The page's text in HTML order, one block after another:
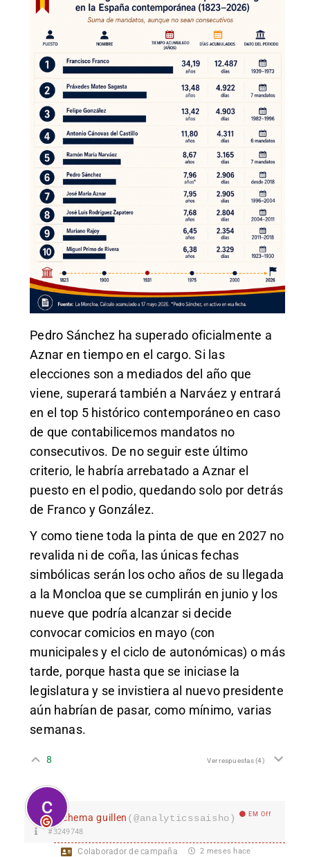
Pedro Sánchez ha superado oficialmente a
Aznar en tiempo en el cargo. Si las
elecciones son a mediados del año que
viene, superará también a Narváez y entrará
en el top 5 histórico contemporáneo en caso
de que contabilicemos mandatos no
consecutivos. De no seguir este último
criterio, le habría arrebatado a Aznar el
puesto en el podio, quedando solo por detrás
de Franco y González.
Y como tiene toda la pinta de que en 2027 no
revalida ni de coña, las únicas fechas
simbólicas serán los ocho años de su llegada
a la Moncloa que se cumplirán en junio y los
nueve que podría alcanzar si decide
convocar comicios en mayo (con
municipales y el ciclo de autonómicas) o más
tarde, porque hasta que se iniciase la
legislatura y se invistiera al nuevo presidente
aún habrían de pasar, como mínimo, varias
semanas.
8 Ver respuestas(4)
chema guillen (@analyticssaisho) EM Off
#3249748
Colaborador de campaña 2 meses hace